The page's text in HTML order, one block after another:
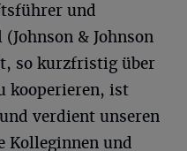
und
& Johnson
so kurzfristig über
kooperieren, ist
verdient unseren
Kolleginnen und